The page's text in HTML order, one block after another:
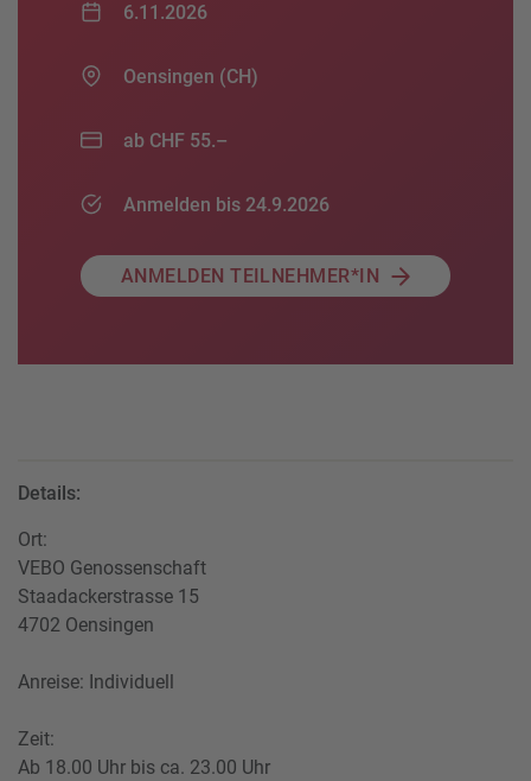
6.11.2026
Oensingen (CH)
ab CHF 55.–
Anmelden bis 24.9.2026
ANMELDEN TEILNEHMER*IN
Details:
Ort:
VEBO Genossenschaft
Staadackerstrasse 15
4702 Oensingen
Anreise: Individuell
Zeit:
Ab 18.00 Uhr bis ca. 23.00 Uhr